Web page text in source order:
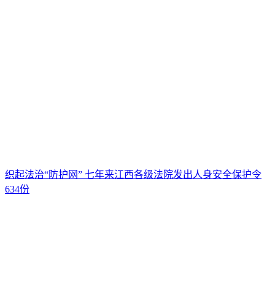
织起法治“防护网” 七年来江西各级法院发出人身安全保护令
634份